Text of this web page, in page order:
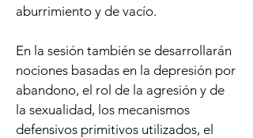
aburrimiento y de vacío.
En la sesión también se desarrollarán
nociones basadas en la depresión por
abandono, el rol de la agresión y de
la sexualidad, los mecanismos
defensivos primitivos utilizados, el